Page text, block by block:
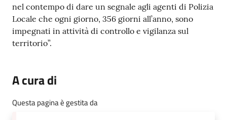
nel contempo di dare un segnale agli agenti di Polizia
Locale che ogni giorno, 356 giorni all’anno, sono
impegnati in attività di controllo e vigilanza sul
territorio”.
A cura di
Questa pagina è gestita da